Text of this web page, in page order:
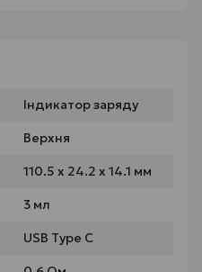
Індикатор заряду
Верхня
110.5 х 24.2 х 14.1 мм
3 мл
USB Type C